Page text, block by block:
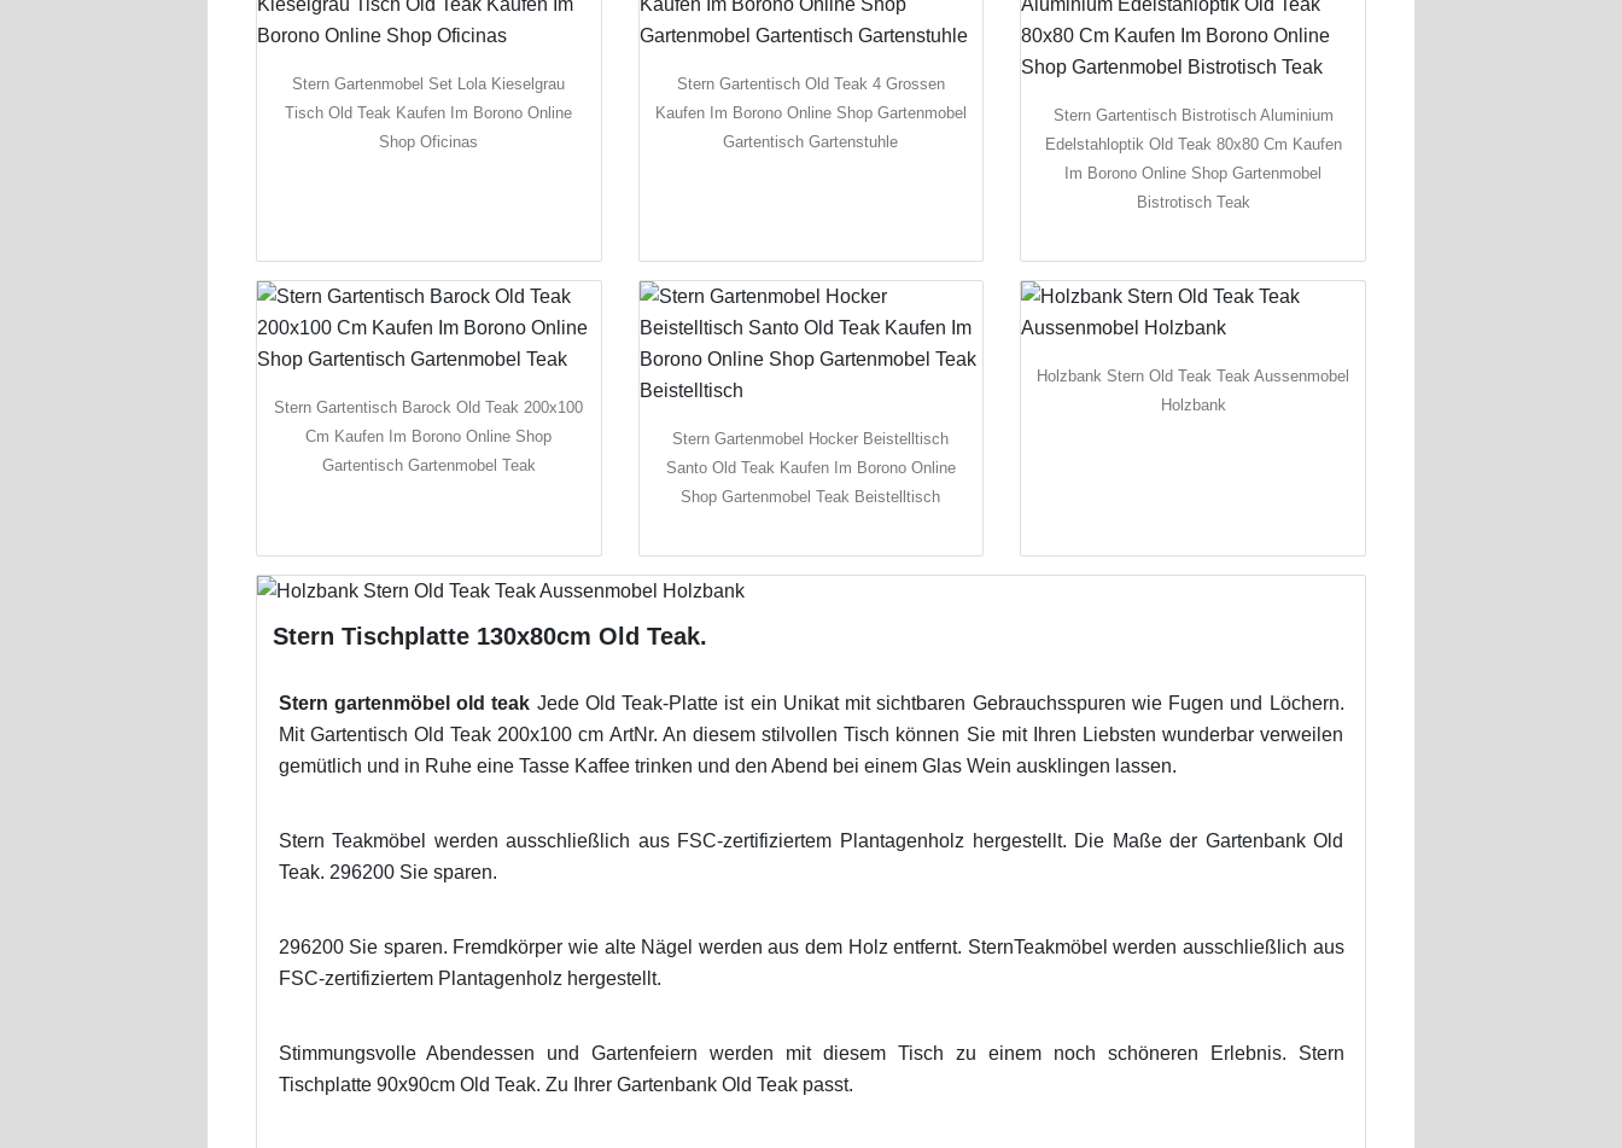
Stern Gartenmobel Set Lola Kieselgrau
Tisch Old Teak Kaufen Im Borono Online
Shop Oficinas
Stern Gartentisch Old Teak 4 Grossen
Kaufen Im Borono Online Shop Gartenmobel
Gartentisch Gartenstuhle
Stern Gartentisch Bistrotisch Aluminium
Edelstahloptik Old Teak 80x80 Cm Kaufen
Im Borono Online Shop Gartenmobel
Bistrotisch Teak
Stern Gartentisch Barock Old Teak 200x100
Cm Kaufen Im Borono Online Shop
Gartentisch Gartenmobel Teak
Stern Gartenmobel Hocker Beistelltisch
Santo Old Teak Kaufen Im Borono Online
Shop Gartenmobel Teak Beistelltisch
Holzbank Stern Old Teak Teak Aussenmobel
Holzbank
Stern Tischplatte 130x80cm Old Teak.
Stern gartenmöbel old teak Jede Old Teak-Platte ist ein Unikat mit sichtbaren Gebrauchsspuren wie Fugen und Löchern.
Mit Gartentisch Old Teak 200x100 cm ArtNr. An diesem stilvollen Tisch können Sie mit Ihren Liebsten wunderbar verweilen
gemütlich und in Ruhe eine Tasse Kaffee trinken und den Abend bei einem Glas Wein ausklingen lassen.
Stern Teakmöbel werden ausschließlich aus FSC-zertifiziertem Plantagenholz hergestellt. Die Maße der Gartenbank Old
Teak. 296200 Sie sparen.
296200 Sie sparen. Fremdkörper wie alte Nägel werden aus dem Holz entfernt. SternTeakmöbel werden ausschließlich aus
FSC-zertifiziertem Plantagenholz hergestellt.
Stimmungsvolle Abendessen und Gartenfeiern werden mit diesem Tisch zu einem noch schöneren Erlebnis. Stern
Tischplatte 90x90cm Old Teak. Zu Ihrer Gartenbank Old Teak passt.